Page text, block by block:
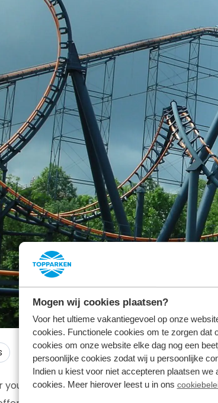
Mogen wij cookies plaatsen?
Voor het ultieme vakantiegevoel op onze
cookies. Functionele cookies om te zorgen dat
cookies om onze website elke dag nog een
persoonlijke cookies zodat wij u persoonlijke
Indien u kiest voor niet accepteren plaatsen we
cookies. Meer hierover leest u in ons
will find the Belgian amusement park